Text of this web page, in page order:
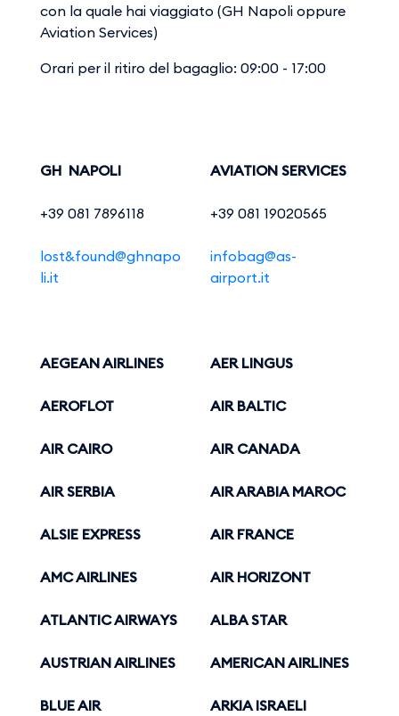
con la quale hai viaggiato (GH Napoli oppure
Aviation Services)
Orari per il ritiro del bagaglio: 09:00 - 17:00
GH NAPOLI
+39 081 7896118
lost&found@ghnapo
li.it
AEGEAN AIRLINES
AEROFLOT
AIR CAIRO
AIR SERBIA
ALSIE EXPRESS
AMC AIRLINES
ATLANTIC AIRWAYS
AUSTRIAN AIRLINES
BLUE AIR
AVIATION SERVICES
+39 081 19020565
infobag@as-
airport.it
AER LINGUS
AIR BALTIC
AIR CANADA
AIR ARABIA MAROC
AIR FRANCE
AIR HORIZONT
ALBA STAR
AMERICAN AIRLINES
ARKIA ISRAELI